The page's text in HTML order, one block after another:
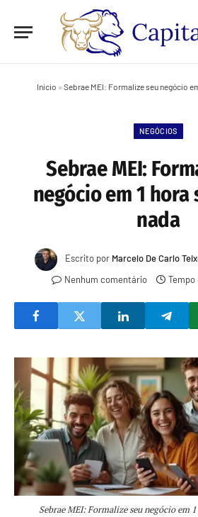
Início » Sebrae MEI: Formalize seu negócio
NEGÓCIOS
Sebrae MEI:
negócio em 1 hora
nada
Escrito por Marcelo De Carlo
Nenhum comentário
Tempo
Sebrae MEI: Formalize seu negócio em